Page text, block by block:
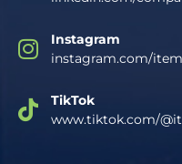
Instagram
instagram.com/
TikTok
www.tiktok.com/